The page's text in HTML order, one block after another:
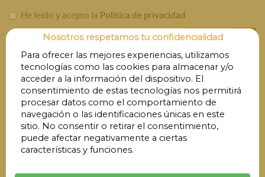
He leído y acepto la Política de privacidad
Enviar
Parking La Salud
Contacto: 961 33 58 09|
parking.lasalud@gmail.com
C/ Lorenzo Palmireño, 14, 46021 Valencia
Nosotros respetamos tu confidencialidad
Para ofrecer las mejores experiencias, utilizamos
tecnologías como las cookies para almacenar y/o
acceder a la información del dispositivo. El
consentimiento de estas tecnologías nos permitirá
procesar datos como el comportamiento de
navegación o las identificaciones únicas en este
sitio. No consentir o retirar el consentimiento,
puede afectar negativamente a ciertas
características y funciones.